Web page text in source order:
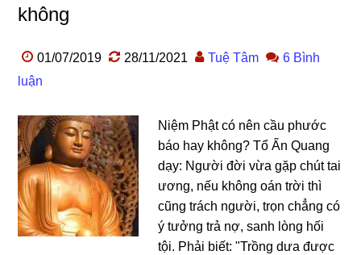
không
01/07/2019 28/11/2021 Tuệ Tâm
6 Bình
luận
Niệm Phật có nên cầu phước
báo hay không? Tổ Ấn Quang
dạy: Người đời vừa gặp chút tai
ương, nếu không oán trời thì
cũng trách người, trọn chẳng có
ý tưởng trả nợ, sanh lòng hối
tội. Phải biết: "Trồng dưa được